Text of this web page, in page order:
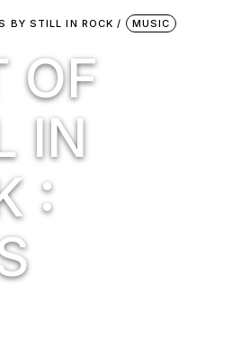
BY STILL IN ROCK MUSIC
OF
IN
: